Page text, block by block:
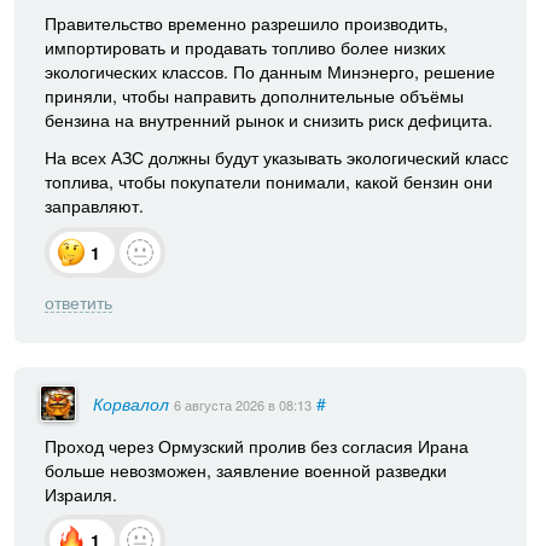
Правительство временно разрешило производить,
импортировать и продавать топливо более низких
экологических классов. По данным Минэнерго, решение
приняли, чтобы направить дополнительные объёмы
бензина на внутренний рынок и снизить риск дефицита.
На всех АЗС должны будут указывать экологический класс
топлива, чтобы покупатели понимали, какой бензин они
заправляют.
1
ответить
Корвалол 6 августа 2026 в 08:13 #
Проход через Ормузский пролив без согласия Ирана
больше невозможен, заявление военной разведки
Израиля.
1